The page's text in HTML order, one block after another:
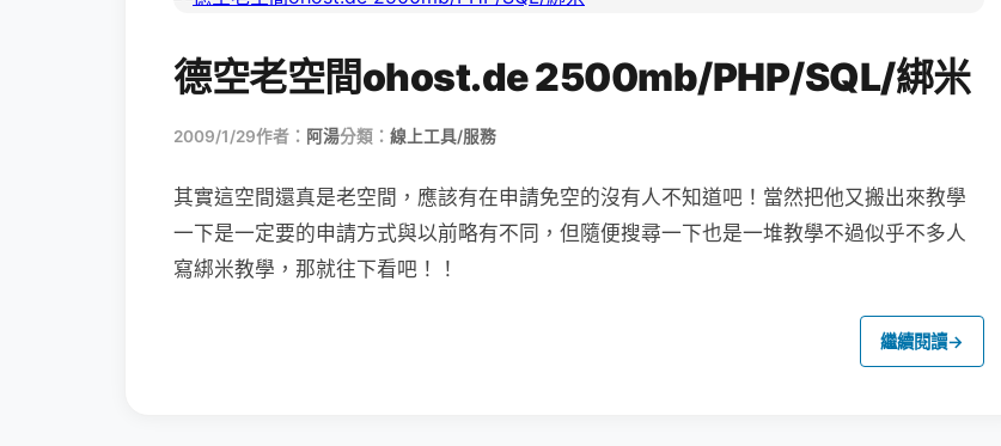
德空老空間ohost.de 2500mb/PHP/SQL/綁米
2009/1/29作者： 阿湯分類： 線上工具/服務
其實這空間還真是老空間，應該有在申請免空的沒有人不知道吧！當然把他又搬出來教學
一下是一定要的申請方式與以前略有不同，但隨便搜尋一下也是一堆教學不過似乎不多人
寫綁米教學，那就往下看吧！！
繼續閱讀→